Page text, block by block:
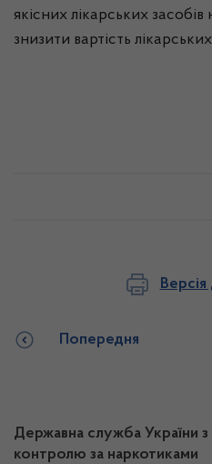
якісних лікарських
знизити вартість
Попередня
Державна служба України з
контролю за наркотиками